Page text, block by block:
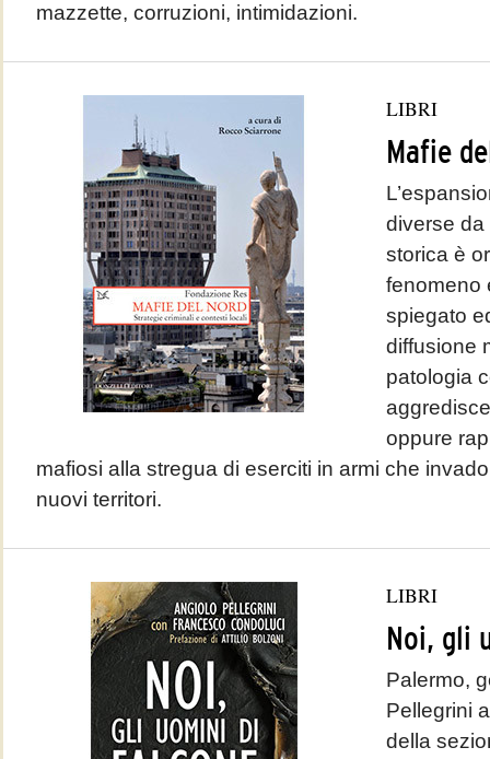
mazzette, corruzioni, intimidazioni.
LIBRI
Mafie
diverse da
storica è
fenomeno
spiegato
diffusione
patologia
oppure
mafiosi alla stregua di eserciti in armi che
nuovi territori.
LIBRI
Noi, gli
Palermo,
Pellegrini
della